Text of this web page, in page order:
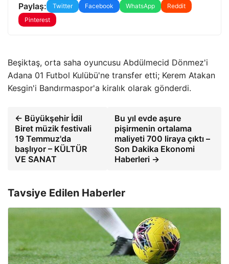
Paylaş: Twitter Facebook WhatsApp
Reddit
Pinterest
Beşiktaş, orta saha oyuncusu Abdülmecid Dönmez'i
Adana 01 Futbol Kulübü'ne transfer etti; Kerem Atakan
Kesgin'i Bandırmaspor'a kiralık olarak gönderdi.
← Büyükşehir İdil
Biret müzik festivali
19 Temmuz'da
başlıyor – KÜLTÜR
VE SANAT
Bu yıl evde aşure
pişirmenin ortalama
maliyeti 700 liraya çıktı –
Son Dakika Ekonomi
Haberleri →
Tavsiye Edilen Haberler